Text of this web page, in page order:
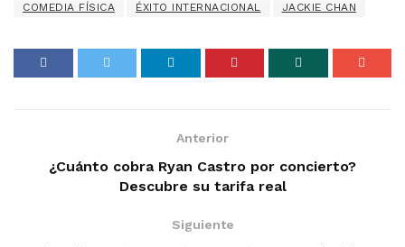
COMEDIA FÍSICA ÉXITO INTERNACIONAL JACKIE CHAN
Anterior
¿Cuánto cobra Ryan Castro por concierto?
Descubre su tarifa real
Siguiente